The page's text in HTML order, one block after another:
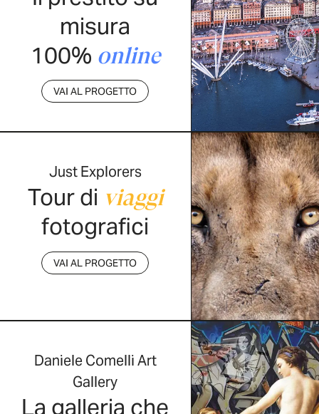
misura
100% online
VAI AL PROGETTO
Just Explorers
Tour di viaggi
fotografici
VAI AL PROGETTO
Daniele Comelli Art
Gallery
La galleria che